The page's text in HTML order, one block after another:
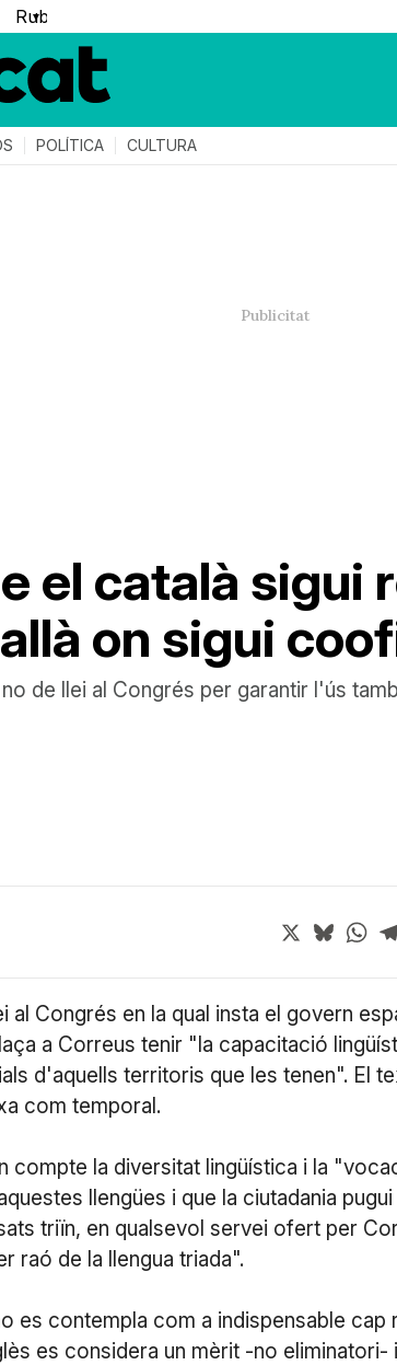
▼
POLÍTICA CULTURA
el català
on sigui
de llei al Congrés per garantir l'ús
X
Congrés en la qual insta el govern
a Correus tenir "la capacitació
d'aquells territoris que les tenen". El
com temporal.
compte la diversitat lingüística i la
llengües i que la ciutadania
triïn, en qualsevol servei ofert per
raó de la llengua triada".
es contempla com a indispensable cap
es considera un mèrit -no eliminatori-